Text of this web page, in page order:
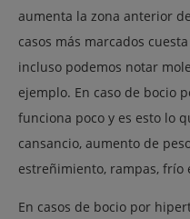
aumenta la zona anterior
casos más marcados
incluso podemos notar
ejemplo. En caso de bocio
funciona poco y es esto lo
cansancio, aumento de
estreñimiento, rampas,
En casos de bocio por